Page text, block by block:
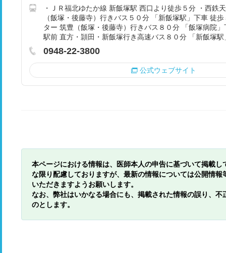
・ＪＲ福北ゆたか線 新飯塚駅 西口より徒歩５分 ・西鉄
（飯塚・後藤寺）行きバス５０分 「新飯塚駅」下車 徒
ター 筑豊（飯塚・後藤寺）行きバス８０分 「飯塚病院
駅前 直方・頴田・新飯塚行き高速バス８０分 「新飯塚
0948-22-3800
公式ウェブサイト
本ページにおける情報は、医師本人の申告に基づいて掲載
な限り配慮しておりますが、最新の情報については公開情
いただきますようお願いします。
なお、弊社はいかなる場合にも、掲載された情報の誤り、
のとします。